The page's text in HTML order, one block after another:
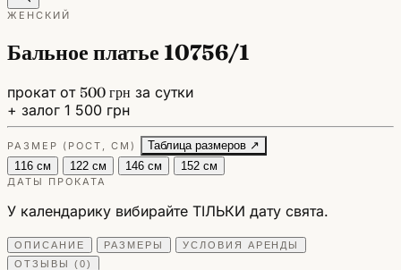
ЖЕНСКИЙ
Бальное платье 10756/1
прокат от 500 грн за сутки
+ залог 1 500 грн
РАЗМЕР (РОСТ, СМ)
Таблица размеров ↗
116 см
122 см 146 см 152 см
ДАТЫ ПРОКАТА
У календарику вибирайте ТІЛЬКИ дату свята.
ОПИСАНИЕ РАЗМЕРЫ
УСЛОВИЯ АРЕНДЫ
ОТЗЫВЫ (0)